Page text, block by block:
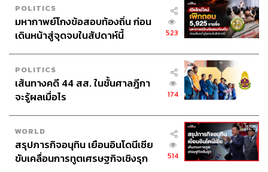
“วันนั้นถ้ามีการรับหลักการ แล้วใช้ร่างของพรรคภูมิใจไทย
เป็นร่างหลัก ปัญหาอาจจะไม่เกิดก็ได้ เพราะในร่างของพรรค
จำนวน 1 ใน 5 ของจำนวน สว. ทั้งหมด แม้ว่าจะไม่เป็นไป
ตามที่ สว. ต้องการคือ 1 ใน 3 แต่อย่างน้อยก็ยังคงอำนาจให้
เขาไว้
“การที่จะขอความร่วมมือจากเพื่อน ขอความร่วมมือจากใคร
เราตัดมือเขาทิ้งไม่ได้ ก็ต้องอะลุ่มอล่วยกัน ต้องเจรจาพูดคุย
กัน ไม่เช่นนั้นท่านทำอะไรไม่มีทางสำเร็จ ถ้าเอาเจตจำนง
ของตัวเองเป็นที่ตั้งโดยไม่ฟังเพื่อนคนอื่นเลย” ภราดรกล่าว
POLITICS
มหากาพย์โกงข้อสอบท้องถิ่น ก่อน
เดินหน้าสู่จุดจบในสัปดาห์นี้
523
POLITICS
เส้นทางคดี 44 สส. ในชั้นศาลฎีกา
จะรู้ผลเมื่อไร
174
WORLD
สรุปภารกิจอนุทิน เยือนอินโดนีเซีย
ขับเคลื่อนการทูตเศรษฐกิจเชิงรุก
514